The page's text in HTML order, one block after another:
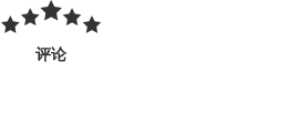
评论